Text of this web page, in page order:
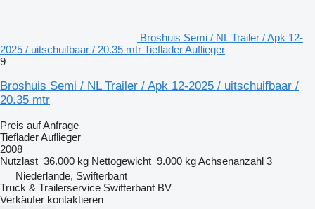
Broshuis Semi / NL Trailer / Apk 12-
2025 / uitschuifbaar / 20.35 mtr Tieflader Auflieger
9
Broshuis Semi / NL Trailer / Apk 12-2025 / uitschuifbaar /
20.35 mtr
Preis auf Anfrage
Tieflader Auflieger
2008
Nutzlast 36.000 kg Nettogewicht 9.000 kgAchsenanzahl 3
Niederlande, Swifterbant
Truck & Trailerservice Swifterbant BV
Verkäufer kontaktieren